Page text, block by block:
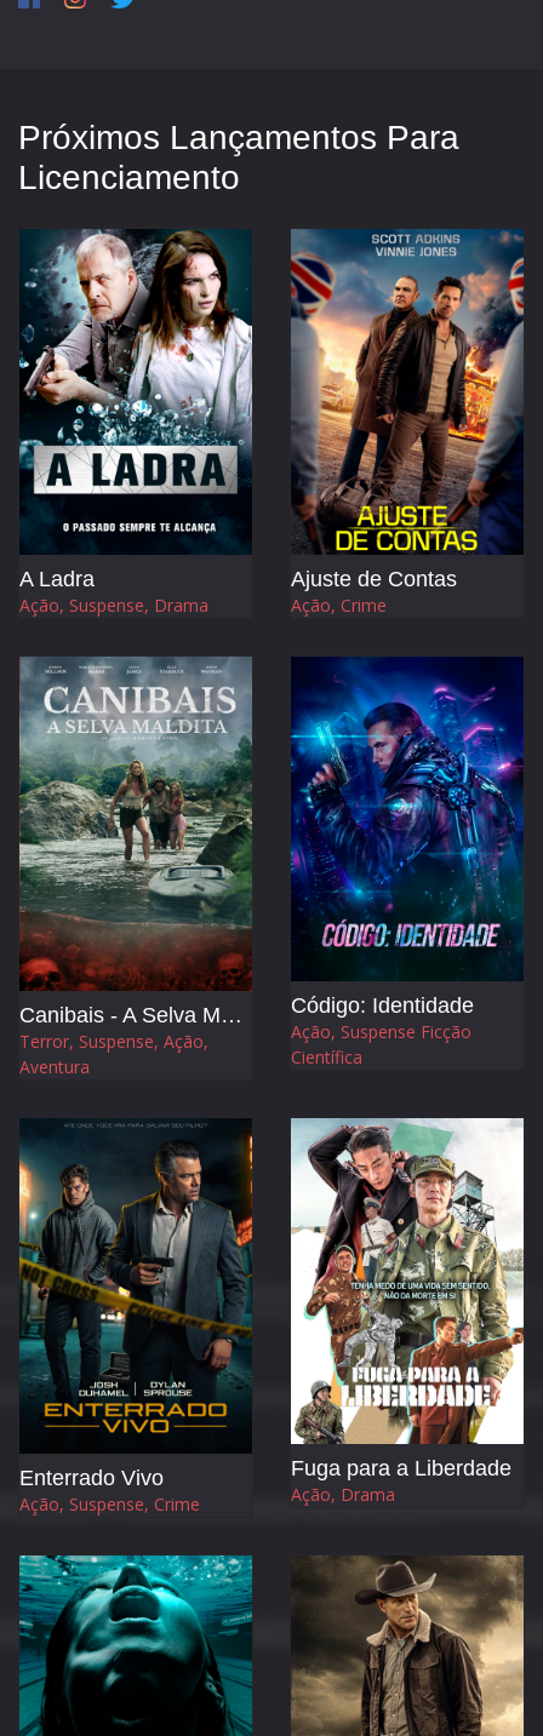
Próximos Lançamentos Para
Licenciamento
A Ladra
Ação, Suspense, Drama
Ajuste de Contas
Ação, Crime
Canibais - A Selva Maldita
Terror, Suspense, Ação,
Aventura
Código: Identidade
Ação, Suspense Ficção
Científica
Enterrado Vivo
Ação, Suspense, Crime
Fuga para a Liberdade
Ação, Drama